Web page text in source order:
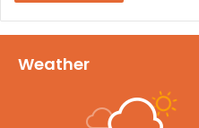
Weather